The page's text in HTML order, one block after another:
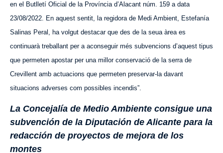
en el Butlletí Oficial de la Província d’Alacant núm. 159 a data
23/08/2022. En aquest sentit, la regidora de Medi Ambient, Estefanía
Salinas Peral, ha volgut destacar que des de la seua àrea es
continuarà treballant per a aconseguir més subvencions d’aquest tipus
que permeten apostar per una millor conservació de la serra de
Crevillent amb actuacions que permeten preservar-la davant
situacions adverses com possibles incendis”.
La Concejalía de Medio Ambiente consigue una
subvención de la Diputación de Alicante para la
redacción de proyectos de mejora de los
montes